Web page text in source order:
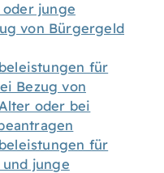
junge
von Bürgergeld
für
Bezug von
oder bei
für
junge